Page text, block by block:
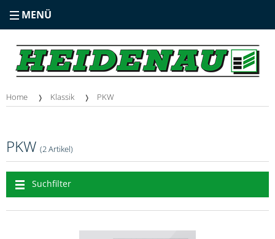
MENÜ
Home Klassik PKW
PKW (2 Artikel)
Suchfilter